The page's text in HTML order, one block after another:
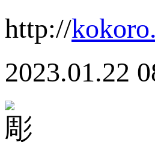
http://
2023.01.22